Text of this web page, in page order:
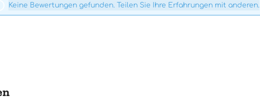
Keine Bewertungen gefunden. Teilen Sie Ihre Erfahrungen mit anderen.